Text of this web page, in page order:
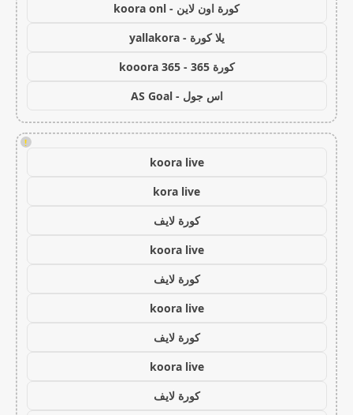
كورة اون لاين - koora onl
يلا كورة - yallakora
كورة 365 - kooora 365
اس جول - AS Goal
!
koora live
kora live
كورة لايف
koora live
كورة لايف
koora live
كورة لايف
koora live
كورة لايف